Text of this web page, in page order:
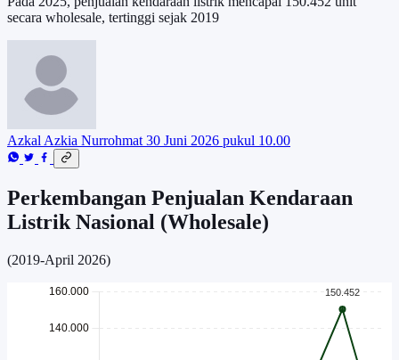
secara wholesale, tertinggi sejak 2019
Azkal Azkia Nurrohmat 30 Juni 2026 pukul 10.00
Perkembangan Penjualan Kendaraan
Listrik Nasional (Wholesale)
(2019-April 2026)